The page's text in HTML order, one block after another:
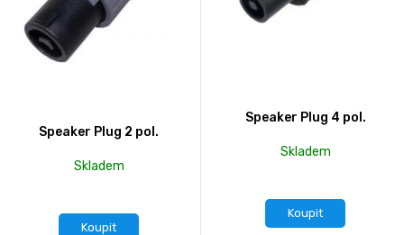
Speaker Plug 4 pol.
Skladem
Koupit
Speaker Plug 2 pol.
Skladem
Koupit